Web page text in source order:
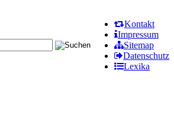
Kontakt
Impressum
Sitemap
Datenschutz
Lexika